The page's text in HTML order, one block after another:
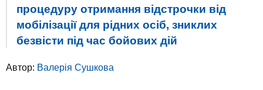
процедуру отримання відстрочки від
мобілізації для рідних осіб, зниклих
безвісти під час бойових дій
Автор: Валерiя Сушкова